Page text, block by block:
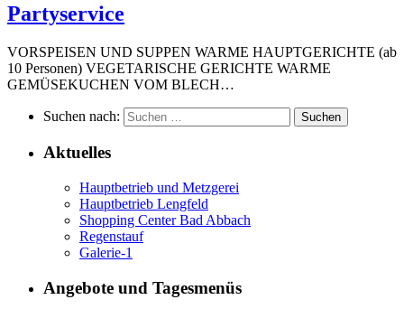
Partyservice
VORSPEISEN UND SUPPEN WARME HAUPTGERICHTE (ab
10 Personen) VEGETARISCHE GERICHTE WARME
GEMÜSEKUCHEN VOM BLECH…
Suchen nach:
Aktuelles
Hauptbetrieb und Metzgerei
Hauptbetrieb Lengfeld
Shopping Center Bad Abbach
Regenstauf
Galerie-1
Angebote und Tagesmenüs